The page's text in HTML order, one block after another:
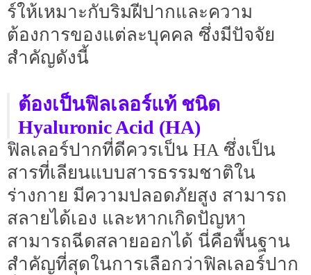
ร์ให้เหมาะกับริมฝีปากและความ
ต้องการของแต่ละบุคคล ซึ่งมีปัจจัย
สำคัญดังนี้
ต้องเป็นฟิลเลอร์แท้ ชนิด
Hyaluronic Acid (HA)
ฟิลเลอร์ปากที่ดีควรเป็น HA ซึ่งเป็น
สารที่เลียนแบบสารธรรมชาติใน
ร่างกาย มีความปลอดภัยสูง สามารถ
สลายได้เอง และหากเกิดปัญหา
สามารถฉีดสลายออกได้ นี่คือพื้นฐาน
สำคัญที่สุดในการเลือกว่าฟิลเลอร์ปาก